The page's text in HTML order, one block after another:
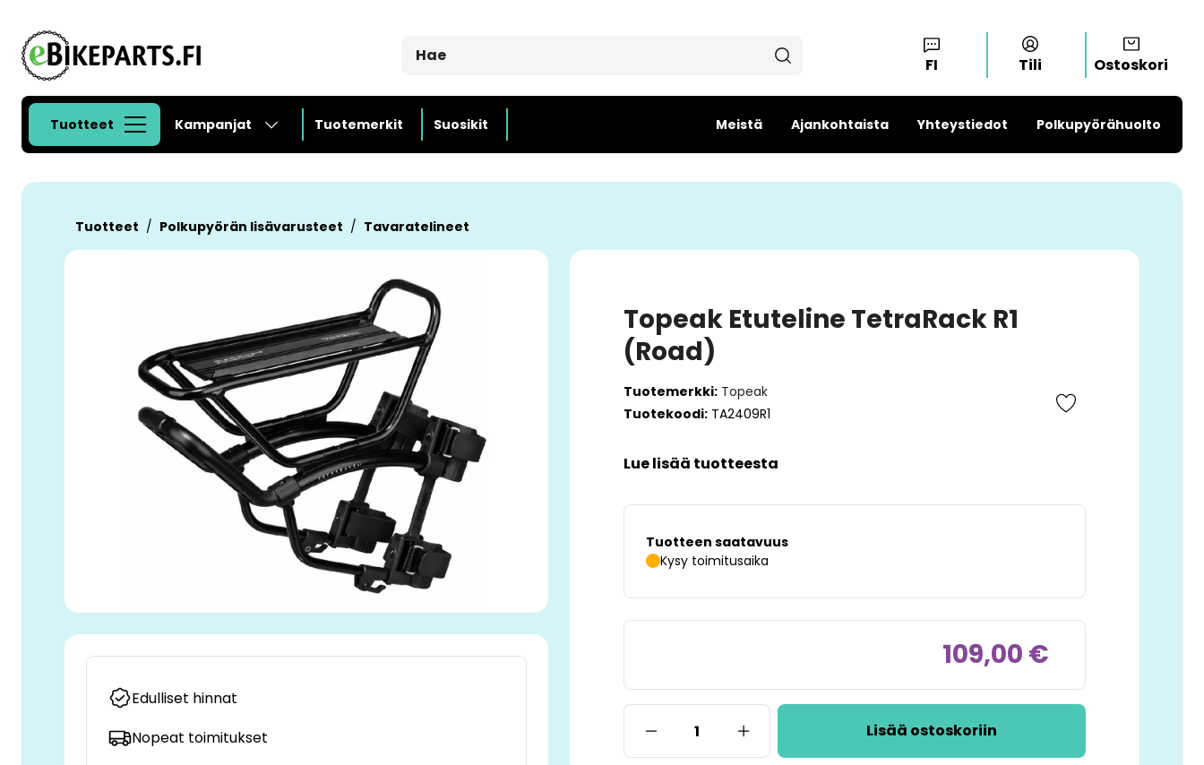
FI Tili Ostoskori
Tuotteet Kampanjat Tuotemerkit Suosikit Meistä Ajankohtaista Yhteystiedot Polkupyörähuolto
Tuotteet Polkupyörän lisävarusteet Tavaratelineet
Topeak Etuteline TetraRack R1
(Road)
Ohita kuvat
Tuotemerkki: Topeak
Tuotekoodi: TA2409R1
Lue lisää tuotteesta
Tuotteen saatavuus
Kysy toimitusaika
109,00 €
Lisää ostoskoriin
Edulliset hinnat
Nopeat toimitukset